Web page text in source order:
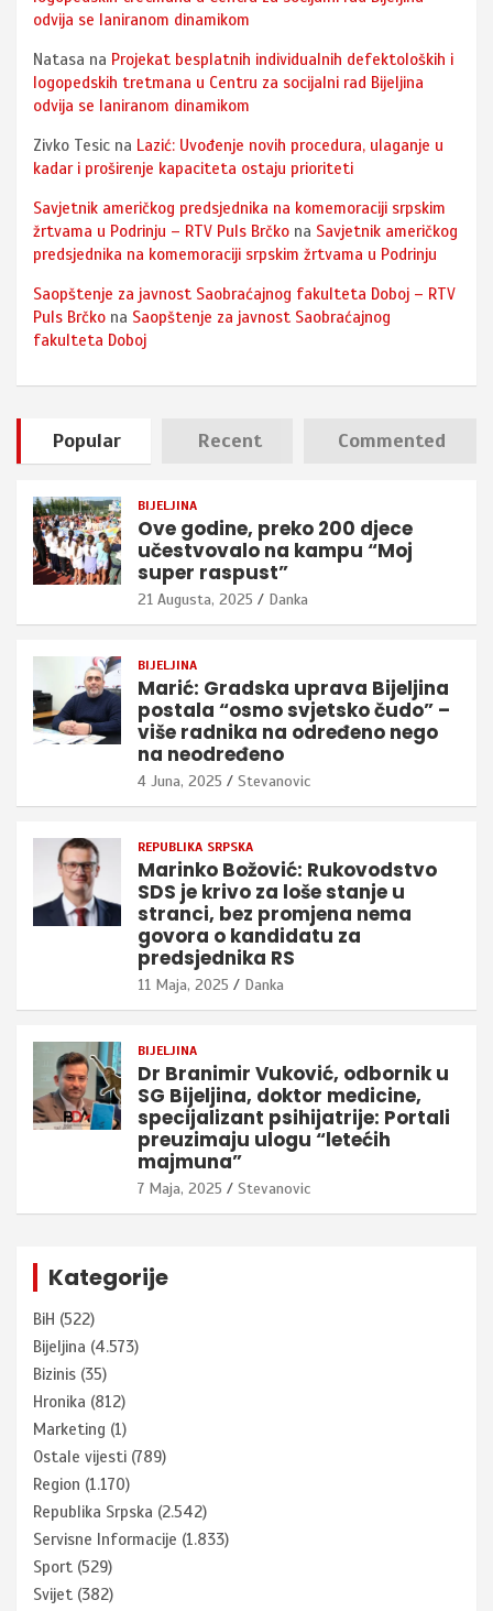
odvija se laniranom dinamikom
Natasa na Projekat besplatnih individualnih defektoloških i
logopedskih tretmana u Centru za socijalni rad Bijeljina
odvija se laniranom dinamikom
Zivko Tesic na Lazić: Uvođenje novih procedura, ulaganje u
kadar i proširenje kapaciteta ostaju prioriteti
Savjetnik američkog predsjednika na komemoraciji srpskim
žrtvama u Podrinju – RTV Puls Brčko na Savjetnik američkog
predsjednika na komemoraciji srpskim žrtvama u Podrinju
Saopštenje za javnost Saobraćajnog fakulteta Doboj – RTV
Puls Brčko na Saopštenje za javnost Saobraćajnog
fakulteta Doboj
Popular Recent Commented
BIJELJINA
Ove godine, preko 200 djece
učestvovalo na kampu “Moj
super raspust”
21 Augusta, 2025 Danka
BIJELJINA
Marić: Gradska uprava Bijeljina
postala “osmo svjetsko čudo” –
više radnika na određeno nego
na neodređeno
4 Juna, 2025 Stevanovic
REPUBLIKA SRPSKA
Marinko Božović: Rukovodstvo
SDS je krivo za loše stanje u
stranci, bez promjena nema
govora o kandidatu za
predsjednika RS
11 Maja, 2025 Danka
BIJELJINA
Dr Branimir Vuković, odbornik u
SG Bijeljina, doktor medicine,
specijalizant psihijatrije: Portali
preuzimaju ulogu “letećih
majmuna”
7 Maja, 2025 Stevanovic
Kategorije
BiH (522)
Bijeljina (4.573)
Bizinis (35)
Hronika (812)
Marketing (1)
Ostale vijesti (789)
Region (1.170)
Republika Srpska (2.542)
Servisne Informacije (1.833)
Sport (529)
Svijet (382)